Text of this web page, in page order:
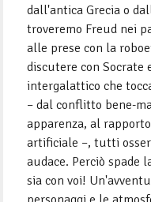
dall'antica Grecia o
troveremo Freud nei
alle prese con la
discutere con Socrate
intergalattico che
– dal conflitto bene-
apparenza, al
artificiale –, tutti
audace. Perciò spade
sia con voi!